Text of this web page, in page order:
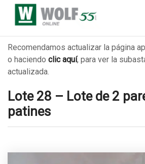
Recomendamos actualizar la página
o haciendo clic aquí, para ver la
actualizada.
Lote 28 – Lote de 2
patines